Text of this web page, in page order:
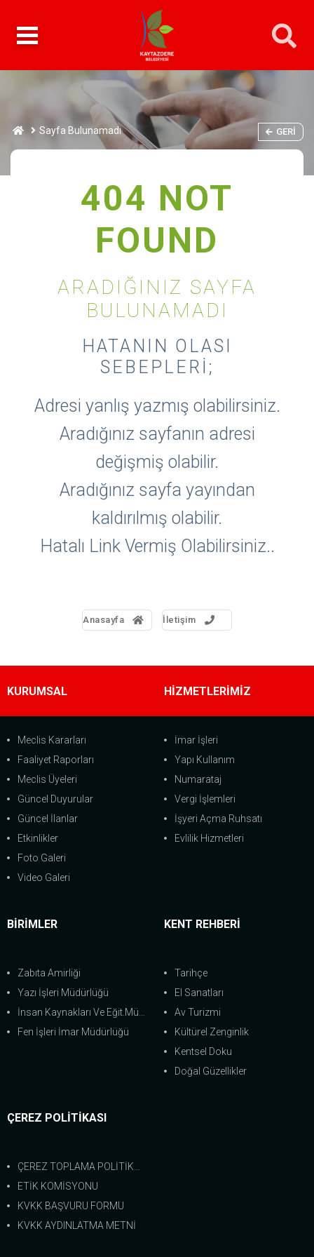
Sayfa Bulunamadı GERI
404 NOT
FOUND
ARADIĞINIZ SAYFA
BULUNAMADI
HATANIN OLASI
SEBEPLERI;
Adresi yanlış yazmış olabilirsiniz.
Aradığınız sayfanın adresi
değişmiş olabilir.
Aradığınız sayfa yayından
kaldırılmış olabilir.
Hatalı Link Vermiş Olabilirsiniz..
Anasayfa İletişim
KURUMSAL
Meclis Kararları
Faaliyet Raporları
Meclis Üyeleri
Güncel Duyurular
Güncel İlanlar
Etkinlikler
Foto Galeri
Video Galeri
HİZMETLERİMİZ
İmar İşleri
Yapı Kullanım
Numarataj
Vergi İşlemleri
İşyeri Açma Ruhsatı
Evlilik Hizmetleri
BİRİMLER
Zabıta Amirliği
Yazı İşleri Müdürlüğü
İnsan Kaynakları Ve Eğit.Müdürlüğü
Fen İşleri İmar Müdürlüğü
KENT REHBERİ
Tarihçe
El Sanatları
Av Turizmi
Kültürel Zenginlik
Kentsel Doku
Doğal Güzellikler
ÇEREZ POLİTİKASI
ÇEREZ TOPLAMA POLİTİKASI
ETİK KOMİSYONU
KVKK BAŞVURU FORMU
KVKK AYDINLATMA METNİ